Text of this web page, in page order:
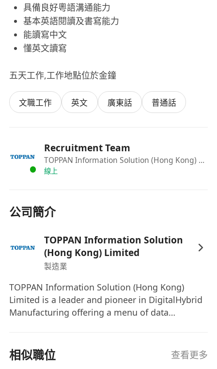
具備良好粵語溝通能力
基本英語閱讀及書寫能力
能讀寫中文
懂英文讀寫
五天工作,工作地點位於金鐘
文職工作 英文 廣東話 普通話
Recruitment Team
TOPPAN Information Solution (Hong Kong) Limited
線上
公司簡介
TOPPAN Information Solution
(Hong Kong) Limited
製造業
TOPPAN Information Solution (Hong Kong)
Limited is a leader and pioneer in DigitalHybrid
Manufacturing offering a menu of data
years and accompany you to expand your
business globally. TOPPAN Information Solution
相似職位 查看更多